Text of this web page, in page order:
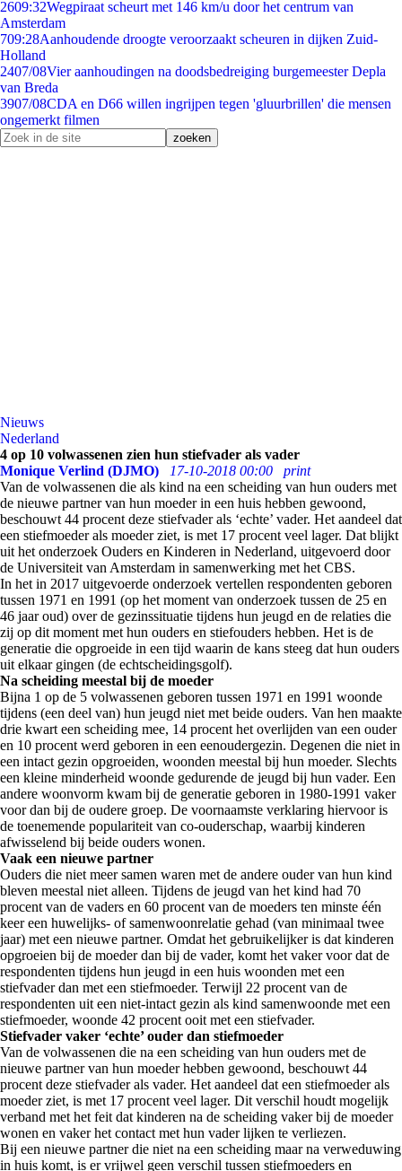
2609:32Wegpiraat scheurt met 146 km/u door het centrum van
Amsterdam
709:28Aanhoudende droogte veroorzaakt scheuren in dijken Zuid-
Holland
2407/08Vier aanhoudingen na doodsbedreiging burgemeester Depla
van Breda
3907/08CDA en D66 willen ingrijpen tegen 'gluurbrillen' die mensen
ongemerkt filmen
Nieuws
Nederland
4 op 10 volwassenen zien hun stiefvader als vader
Monique Verlind (DJMO)
17-10-2018 00:00
print
Van de volwassenen die als kind na een scheiding van hun ouders met
de nieuwe partner van hun moeder in een huis hebben gewoond,
beschouwt 44 procent deze stiefvader als ‘echte’ vader. Het aandeel dat
een stiefmoeder als moeder ziet, is met 17 procent veel lager. Dat blijkt
uit het onderzoek Ouders en Kinderen in Nederland, uitgevoerd door
de Universiteit van Amsterdam in samenwerking met het CBS.
In het in 2017 uitgevoerde onderzoek vertellen respondenten geboren
tussen 1971 en 1991 (op het moment van onderzoek tussen de 25 en
46 jaar oud) over de gezinssituatie tijdens hun jeugd en de relaties die
zij op dit moment met hun ouders en stiefouders hebben. Het is de
generatie die opgroeide in een tijd waarin de kans steeg dat hun ouders
uit elkaar gingen (de echtscheidingsgolf).
Na scheiding meestal bij de moeder
Bijna 1 op de 5 volwassenen geboren tussen 1971 en 1991 woonde
tijdens (een deel van) hun jeugd niet met beide ouders. Van hen maakte
drie kwart een scheiding mee, 14 procent het overlijden van een ouder
en 10 procent werd geboren in een eenoudergezin. Degenen die niet in
een intact gezin opgroeiden, woonden meestal bij hun moeder. Slechts
een kleine minderheid woonde gedurende de jeugd bij hun vader. Een
andere woonvorm kwam bij de generatie geboren in 1980-1991 vaker
voor dan bij de oudere groep. De voornaamste verklaring hiervoor is
de toenemende populariteit van co-ouderschap, waarbij kinderen
afwisselend bij beide ouders wonen.
Vaak een nieuwe partner
Ouders die niet meer samen waren met de andere ouder van hun kind
bleven meestal niet alleen. Tijdens de jeugd van het kind had 70
procent van de vaders en 60 procent van de moeders ten minste één
keer een huwelijks- of samenwoonrelatie gehad (van minimaal twee
jaar) met een nieuwe partner. Omdat het gebruikelijker is dat kinderen
opgroeien bij de moeder dan bij de vader, komt het vaker voor dat de
respondenten tijdens hun jeugd in een huis woonden met een
stiefvader dan met een stiefmoeder. Terwijl 22 procent van de
respondenten uit een niet-intact gezin als kind samenwoonde met een
stiefmoeder, woonde 42 procent ooit met een stiefvader.
Stiefvader vaker ‘echte’ ouder dan stiefmoeder
Van de volwassenen die na een scheiding van hun ouders met de
nieuwe partner van hun moeder hebben gewoond, beschouwt 44
procent deze stiefvader als vader. Het aandeel dat een stiefmoeder als
moeder ziet, is met 17 procent veel lager. Dit verschil houdt mogelijk
verband met het feit dat kinderen na de scheiding vaker bij de moeder
wonen en vaker het contact met hun vader lijken te verliezen.
Bij een nieuwe partner die niet na een scheiding maar na verweduwing
in huis komt, is er vrijwel geen verschil tussen stiefmoeders en